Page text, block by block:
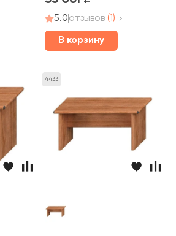
5.0отзывов (1)
В корзину
4433